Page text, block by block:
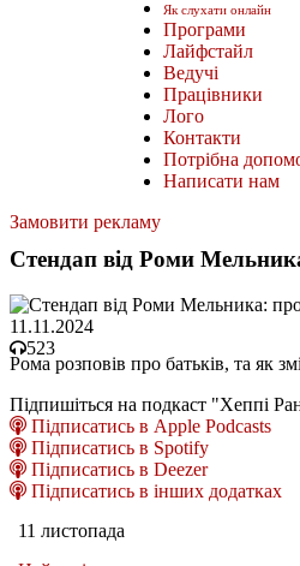
Як слухати онлайн
Програми
Лайфстайл
Ведучі
Працівники
Лого
Контакти
Потрібна
Написати нам
Замовити рекламу
Стендап від Роми
11.11.2024
523
Рома розповів про батьків, та як
Підпишіться на подкаст "Хеппі
Підписатись в Apple Podcasts
Підписатись в Spotify
Підписатись в Deezer
Підписатись в інших додатках
11 листопада